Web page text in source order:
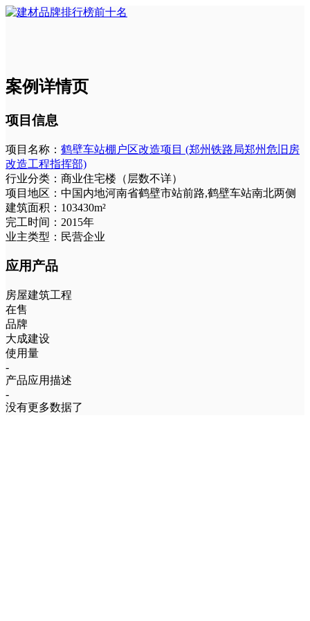
案例详情页
项目信息
项目名称： 鹤壁车站棚户区改造项目 (郑州铁路局郑州危旧房
改造工程指挥部)
行业分类： 商业住宅楼（层数不详）
项目地区： 中国内地河南省鹤壁市站前路,鹤壁车站南北两侧
建筑面积： 103430m²
完工时间： 2015年
业主类型： 民营企业
应用产品
房屋建筑工程
在售
品牌
大成建设
使用量
-
产品应用描述
-
没有更多数据了